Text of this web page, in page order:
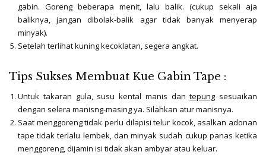
gabin. Goreng beberapa menit, lalu balik. (cukup sekali aja
baliknya, jangan dibolak-balik agar tidak banyak menyerap
minyak).
Setelah terlihat kuning kecoklatan, segera angkat.
Tips Sukses Membuat Kue Gabin Tape :
Untuk takaran gula, susu kental manis dantepung sesuaikan
dengan selera manisng-masing ya. Silahkan atur manisnya.
Saat menggoreng tidak perlu dilapisi telur kocok, asalkan adonan
tape tidak terlalu lembek, dan minyak sudah cukup panas ketika
menggoreng, dijamin isi tidak akan ambyar atau keluar.